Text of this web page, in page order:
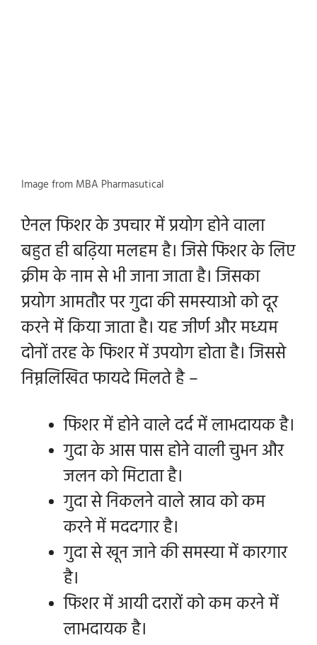
Image from MBA Pharmasutical
ऐनल फिशर के उपचार में प्रयोग होने वाला
बहुत ही बढ़िया मलहम है। जिसे फिशर के लिए
क्रीम के नाम से भी जाना जाता है। जिसका
प्रयोग आमतौर पर गुदा की समस्याओ को दूर
करने में किया जाता है। यह जीर्ण और मध्यम
दोनों तरह के फिशर में उपयोग होता है। जिससे
निम्नलिखित फायदे मिलते है –
फिशर में होने वाले दर्द में लाभदायक है।
गुदा के आस पास होने वाली चुभन और
जलन को मिटाता है।
गुदा से निकलने वाले स्राव को कम
करने में मददगार है।
गुदा से खून जाने की समस्या में कारगार
है।
फिशर में आयी दरारों को कम करने में
लाभदायक है।